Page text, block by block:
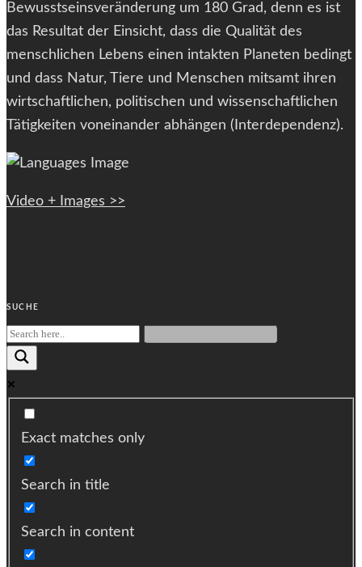
Bewusstseinsveränderung um 180 Grad, denn es ist
das Resultat der Einsicht, dass die Qualität des
menschlichen Lebens einen intakten Planeten bedingt
und dass Natur, Tiere und Menschen mitsamt ihren
wirtschaftlichen, politischen und wissenschaftlichen
Tätigkeiten voneinander abhängen (Interdependenz).
Video + Images >>
SUCHE
Exact matches only
Search in title
Search in content